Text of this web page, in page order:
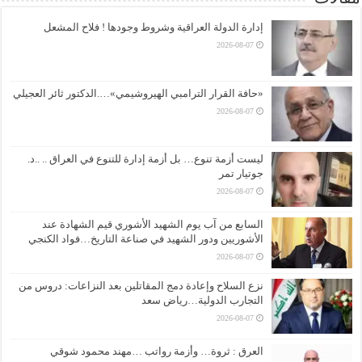
إدارة الدولة العراقية وشروط وجودها ! فلاح المشعل
2026-08-07
«حافة القرار الترامبي الهيروشيمي»….الدكتور ثائر العجيلي
2026-08-07
ليست أزمة تنوع… بل أزمة إدارة للتنوع في العراق .. ..د.
جوتيار تمر
2026-08-07
السابع من آب يوم الشهيد الأشوري قيم الشهادة عند
الأشوريين ودور الشهيد في صناعة التاريخ…فواد الكنجي
2026-08-07
نزع السلاح وإعادة دمج المقاتلين بعد النزاعات: دروس من
التجارب الدولية…رياض سعد
2026-08-07
العرق : ثروة… وأزمة رواتب …مهند محمود شوقي